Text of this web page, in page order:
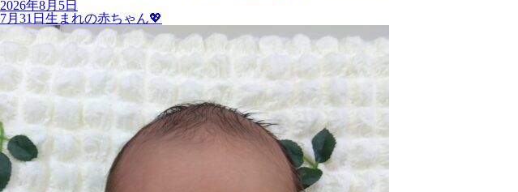
2026年8月5日
7月31日生まれの赤ちゃん💖